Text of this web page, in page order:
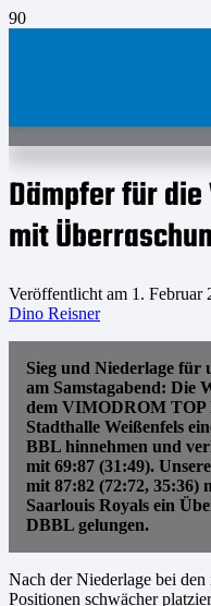
Dämpfer für
mit
Veröffentlicht am 1. Februar
Dino Reisner
Sieg und Niederlage für
am Samstagabend: Die
dem VIMODROM TOP
Stadthalle Weißenfels
BBL hinnehmen und
mit 69:87 (31:49).
mit 87:82 (72:72, 35:36)
Saarlouis Royals ein
DBBL gelungen.
Nach der Niederlage bei
Positionen schwächer